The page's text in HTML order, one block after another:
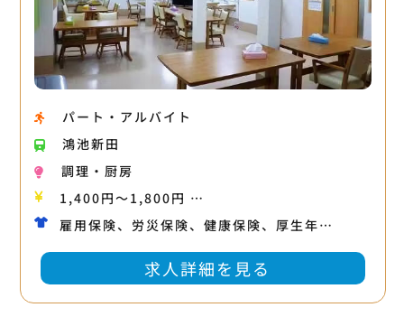
パート・アルバイト
鴻池新田
調理・厨房
1,400円〜1,800円 …
雇用保険、労災保険、健康保険、厚生年…
求人詳細を見る